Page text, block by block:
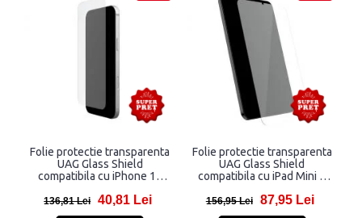
Folie protectie transparenta
UAG Glass Shield
compatibila cu iPhone 16
136,81 Lei 40,81 Lei
Folie protectie transparenta
UAG Glass Shield
compatibila cu iPad Mini 6
156,95 Lei 87,95 Lei